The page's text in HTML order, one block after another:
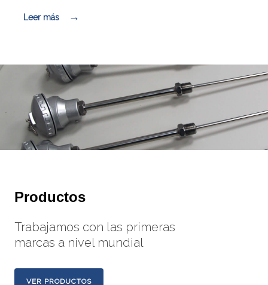
Leer más
Productos
Trabajamos con las primeras
marcas a nivel mundial
VER PRODUCTOS